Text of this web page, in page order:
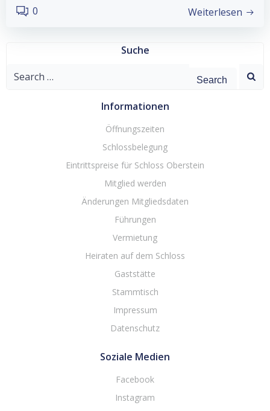
0 Weiterlesen
Suche
Search
Informationen
Öffnungszeiten
Schlossbelegung
Eintrittspreise für Schloss Oberstein
Mitglied werden
Änderungen Mitgliedsdaten
Führungen
Vermietung
Heiraten auf dem Schloss
Gaststätte
Stammtisch
Impressum
Datenschutz
Soziale Medien
Facebook
Instagram